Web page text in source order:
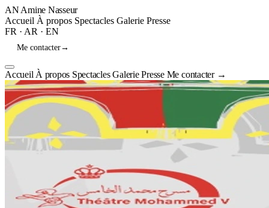
AN Amine Nasseur
Accueil À propos Spectacles Galerie Presse
FR · AR · EN
Me contacter→
Accueil À propos SpectaclesGaleriePresse Me contacter →